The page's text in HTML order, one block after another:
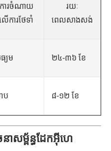
ការចំណាយ
ើការថែទាំ
រយៈ
ពេលសាងសង់
យម ២៤-៣៦ ខែ
ប ៨-១២ ខែ
សម្ព័ន្ធដែកអ៊ីហេ